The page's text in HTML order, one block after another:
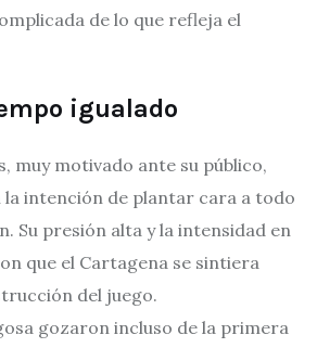
de lo que refleja el
igualado
muy motivado ante su público,
la intención de plantar cara a todo
Su presión alta y la intensidad en
que el Cartagena se sintiera
del juego.
gozaron incluso de la primera